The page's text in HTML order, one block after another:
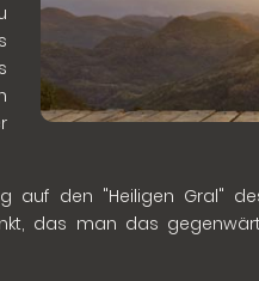
auf den "Heiligen Gral"
das man das